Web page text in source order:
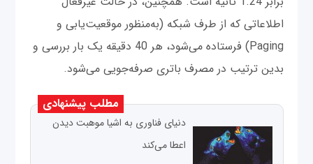
اطلاعاتی که از طرف شبکه (به‌منظور موقعیت‌یابی و
Paging) فرستاده می‌شود، هر 40 دقیقه یک بار بررسی و
بدین ترتیب در مصرف باتری صرفه‌جویی می‌شود.
مطلب پیشنهادی
دنیای فناوری به اشیا موهبت دیدن
اعطا می‌کند